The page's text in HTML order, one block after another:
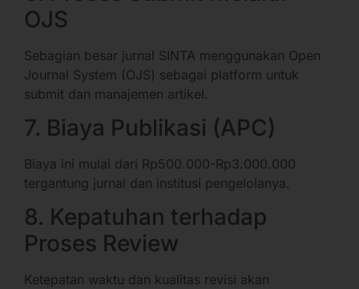
OJS
Sebagian besar jurnal SINTA menggunakan Open
Journal System (OJS) sebagai platform untuk
submit dan manajemen artikel.
7. Biaya Publikasi (APC)
Biaya ini mulai dari Rp500.000-Rp3.000.000
tergantung jurnal dan institusi pengelolanya.
8. Kepatuhan terhadap
Proses Review
Ketepatan waktu dan kualitas revisi akan